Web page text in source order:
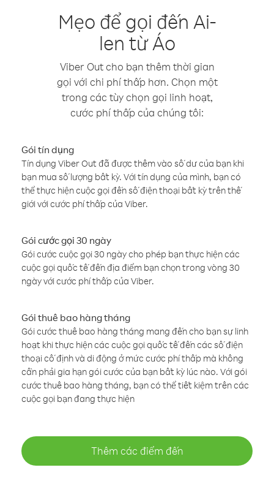
Mẹo để gọi đến Ai-
len từ Áo
Viber Out cho bạn thêm thời gian
gọi với chi phí thấp hơn. Chọn một
trong các tùy chọn gọi linh hoạt,
cước phí thấp của chúng tôi:
Gói tín dụng
Tín dụng Viber Out đã được thêm vào số dư của bạn khi
bạn mua số lượng bất kỳ. Với tín dụng của mình, bạn có
thể thực hiện cuộc gọi đến số điện thoại bất kỳ trên thế
giới với cước phí thấp của Viber.
Gói cước gọi 30 ngày
Gói cước cuộc gọi 30 ngày cho phép bạn thực hiện các
cuộc gọi quốc tế đến địa điểm bạn chọn trong vòng 30
ngày với cước phí thấp của Viber.
Gói thuê bao hàng tháng
Gói cước thuê bao hàng tháng mang đến cho bạn sự linh
hoạt khi thực hiện các cuộc gọi quốc tế đến các số điện
thoại cố định và di động ở mức cước phí thấp mà không
cần phải gia hạn gói cước của bạn bất kỳ lúc nào. Với gói
cước thuê bao hàng tháng, bạn có thể tiết kiệm trên các
cuộc gọi bạn đang thực hiện
Thêm các điểm đến